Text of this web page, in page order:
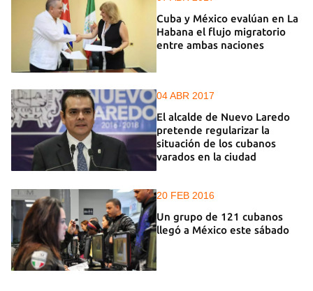
Cuba y México evalúan en La
Habana el flujo migratorio
entre ambas naciones
04 ABR 2017
El alcalde de Nuevo Laredo
pretende regularizar la
situación de los cubanos
varados en la ciudad
20 FEB 2016
Un grupo de 121 cubanos
llegó a México este sábado